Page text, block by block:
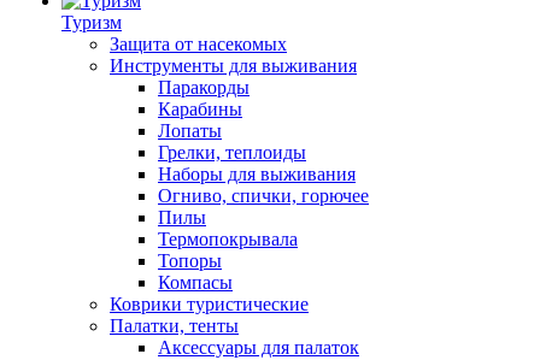
Туризм
Защита от насекомых
Инструменты для выживания
Паракорды
Карабины
Лопаты
Грелки, теплоиды
Наборы для выживания
Огниво, спички, горючее
Пилы
Термопокрывала
Топоры
Компасы
Коврики туристические
Палатки, тенты
Аксессуары для палаток